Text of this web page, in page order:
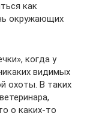
как
окружающих
когда у
видимых
охоты. В таких
о каких-то